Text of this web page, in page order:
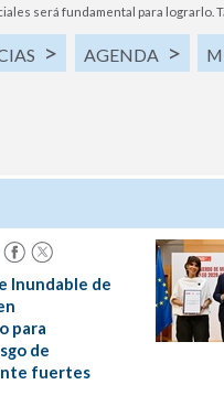
será fundamental para lograrlo.
AGENDA
Inundable de
para
de
fuertes